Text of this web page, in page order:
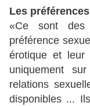
Les
«Ce sont des
préférence
érotique et leur
uniquement
relations
disponibles ...